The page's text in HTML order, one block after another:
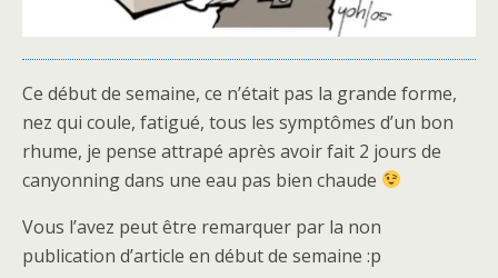
Ce début de semaine, ce n’était pas la grande forme,
nez qui coule, fatigué, tous les symptômes d’un bon
rhume, je pense attrapé après avoir fait 2 jours de
canyonning dans une eau pas bien chaude
Vous l’avez peut être remarquer par la non
publication d’article en début de semaine :p